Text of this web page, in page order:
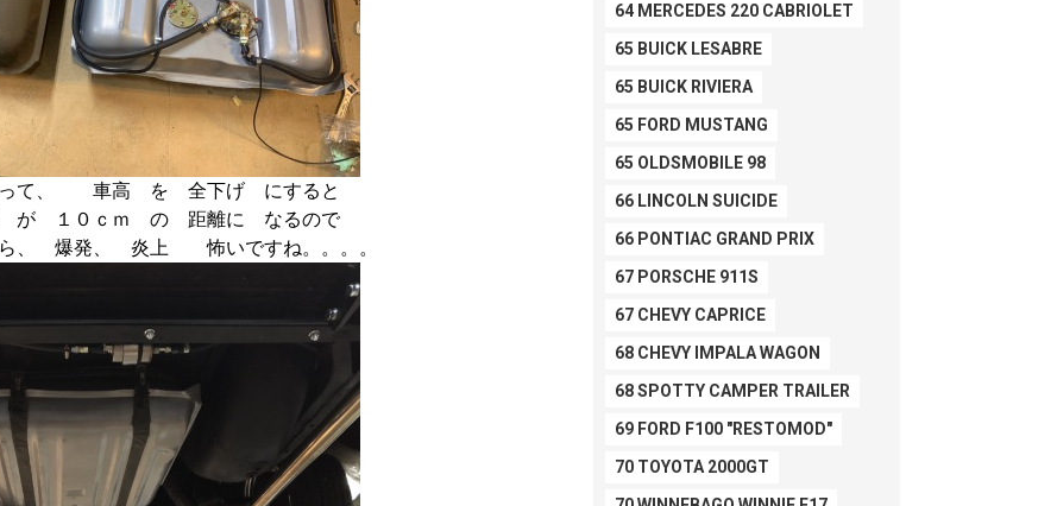
って、 車高 を 全下げ にすると
が １０ｃｍ の 距離に なるので
、 爆発、 炎上 怖いですね。。。。
64 MERCEDES 220 CABRIOLET
65 BUICK LESABRE
65 BUICK RIVIERA
65 FORD MUSTANG
65 OLDSMOBILE 98
66 LINCOLN SUICIDE
66 PONTIAC GRAND PRIX
67 PORSCHE 911S
67 CHEVY CAPRICE
68 CHEVY IMPALA WAGON
68 SPOTTY CAMPER TRAILER
69 FORD F100 "RESTOMOD"
70 TOYOTA 2000GT